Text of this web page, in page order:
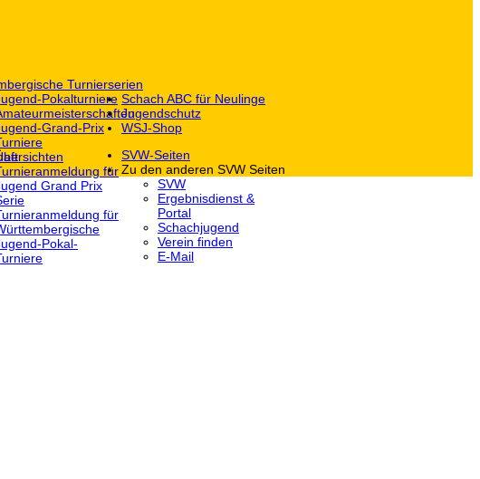
Turnierserien
Pokalturniere
Grand-Prix
für
Grand Prix
für
Pokal-
Schach ABC für Neulinge
Jugendschutz
WSJ-Shop
SVW-Seiten
Zu den anderen SVW Seiten
SVW
Ergebnisdienst &
Portal
Schachjugend
Verein finden
E-Mail